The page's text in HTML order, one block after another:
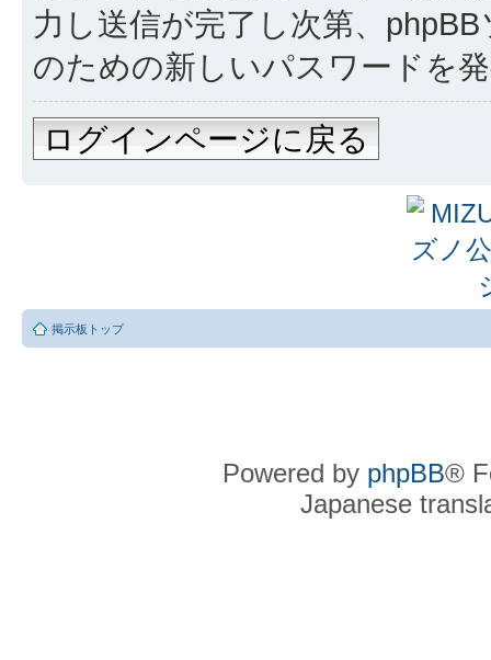
力し送信が完了し次第、
のための新しいパスワードを
ログインページに戻る
掲示板トップ
Powered by phpBB®
Japanese